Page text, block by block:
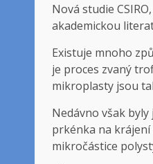
Nová studie
akademickou
Existuje mnoho
je proces zvaný
mikroplasty jsou
Nedávno však
prkénka na
mikročástice